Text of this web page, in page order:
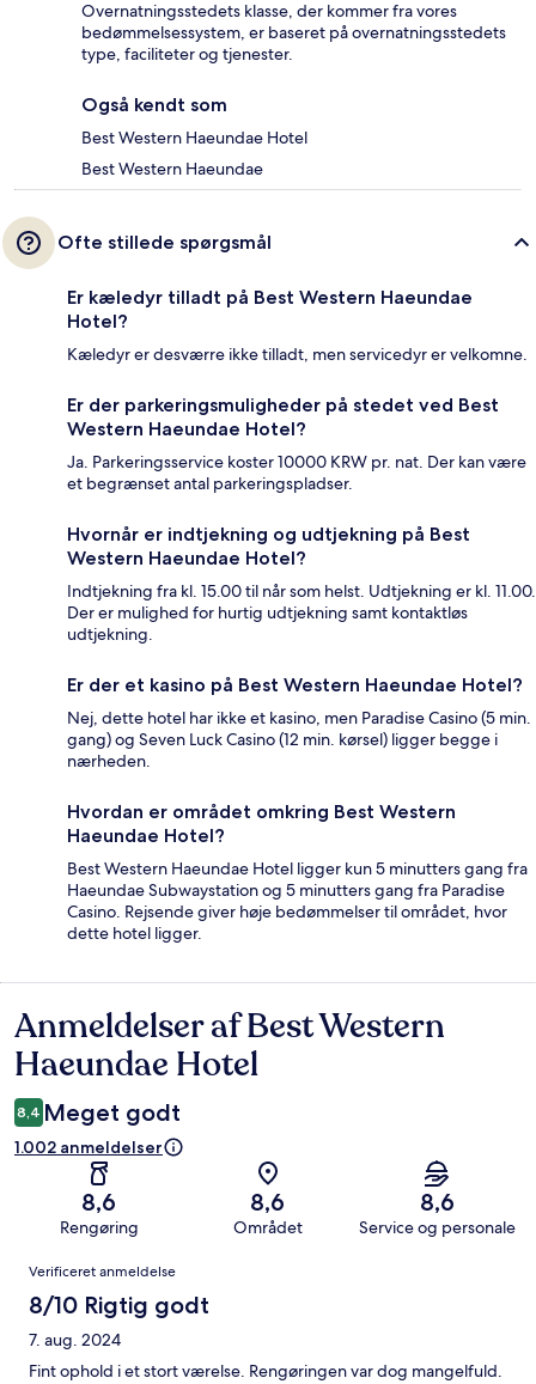
Overnatningsstedets klasse, der kommer fra vores
bedømmelsessystem, er baseret på overnatningsstedets
type, faciliteter og tjenester.
Også kendt som
Best Western Haeundae Hotel
Best Western Haeundae
Ofte stillede spørgsmål
Er kæledyr tilladt på Best Western Haeundae
Hotel?
Kæledyr er desværre ikke tilladt, men servicedyr er velkomne.
Er der parkeringsmuligheder på stedet ved Best
Western Haeundae Hotel?
Ja. Parkeringsservice koster 10000 KRW pr. nat. Der kan være
et begrænset antal parkeringspladser.
Hvornår er indtjekning og udtjekning på Best
Western Haeundae Hotel?
Indtjekning fra kl. 15.00 til når som helst. Udtjekning er kl. 11.00.
Der er mulighed for hurtig udtjekning samt kontaktløs
udtjekning.
Er der et kasino på Best Western Haeundae Hotel?
Nej, dette hotel har ikke et kasino, men Paradise Casino (5 min.
gang) og Seven Luck Casino (12 min. kørsel) ligger begge i
nærheden.
Hvordan er området omkring Best Western
Haeundae Hotel?
Best Western Haeundae Hotel ligger kun 5 minutters gang fra
Haeundae Subwaystation og 5 minutters gang fra Paradise
Casino. Rejsende giver høje bedømmelser til området, hvor
dette hotel ligger.
Anmeldelser
Anmeldelser af Best Western
Haeundae Hotel
8,4 Meget godt
1.002 anmeldelser
8,6
Rengøring
8,6
Området
8,6
Service og personale
Anmeldelser
Verificeret anmeldelse
8/10 Rigtig godt
7. aug. 2024
Fint ophold i et stort værelse. Rengøringen var dog mangelfuld.